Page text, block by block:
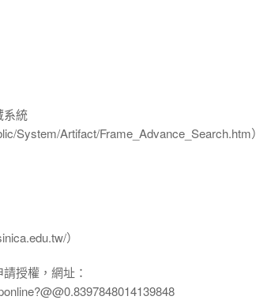
系統
System/Artifact/Frame_Advance_Search.htm）
）
授權，網址：